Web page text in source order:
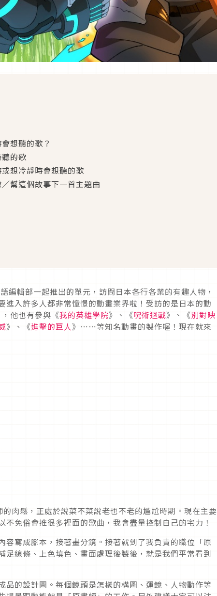
想聽的歌？
的歌
想冷靜時會想聽的歌
幫這個故事下一首主題曲
編輯部一起推出的單元，訪問日本各行各業的有趣人物，
入許多人都非常憧憬的動畫業界啦！受訪的是日本的動
他也有參與《我的英雄學院》、《呪術迴戰》、《別對映
》、《進擊的巨人》⋯⋯等知名動畫的製作喔！現在就來
肉鬆，正處於說菜不菜說老也不老的尷尬時期。現在主要
免俗會推很多裡面的歌曲，我會盡量控制自己的宅力！
容寫成腳本，接著畫分鏡。接著就到了我負責的職位「原
線條、上色填色、畫面處理後製後，就是我們平常看到
品的設計圖。每個鏡頭是怎樣的構圖、運鏡、人物動作等